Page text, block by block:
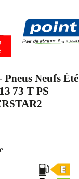
Pneus Neufs Été
73 T PS